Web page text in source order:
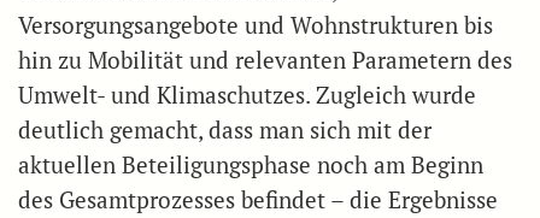
Versorgungsangebote und Wohnstrukturen bis
hin zu Mobilität und relevanten Parametern des
Umwelt- und Klimaschutzes. Zugleich wurde
deutlich gemacht, dass man sich mit der
aktuellen Beteiligungsphase noch am Beginn
des Gesamtprozesses befindet – die Ergebnisse